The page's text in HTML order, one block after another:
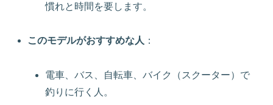
慣れと時間を要します。
このモデルがおすすめな人 ：
電車、バス、自転車、バイク（スクーター）で
釣りに行く人。